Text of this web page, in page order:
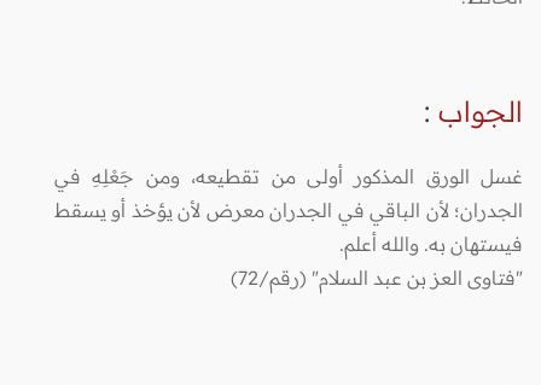
الجواب :
غسل الورق المذكور أولى من تقطيعه، ومن جَعْلِهِ في
الجدران؛ لأن الباقي في الجدران معرض لأن يؤخذ أو يسقط
فيستهان به. والله أعلم.
"فتاوى العز بن عبد السلام" (رقم/72)